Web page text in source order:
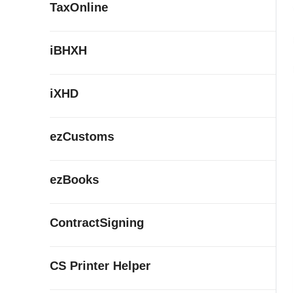
TaxOnline
iBHXH
iXHD
ezCustoms
ezBooks
ContractSigning
CS Printer Helper